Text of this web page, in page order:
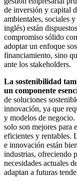
de inversión y capital
ambientales, sociales
inglés) están
compromiso sólido
adoptar un enfoque
financiamiento, sino
ante los stakeholders.
La sostenibilidad
un componente
de soluciones
innovación, ya que
y modelos de
solo son mejores para
eficientes y rentables.
e innovación están
industrias, ofreciendo
necesidades actuales
adaptan a futuras